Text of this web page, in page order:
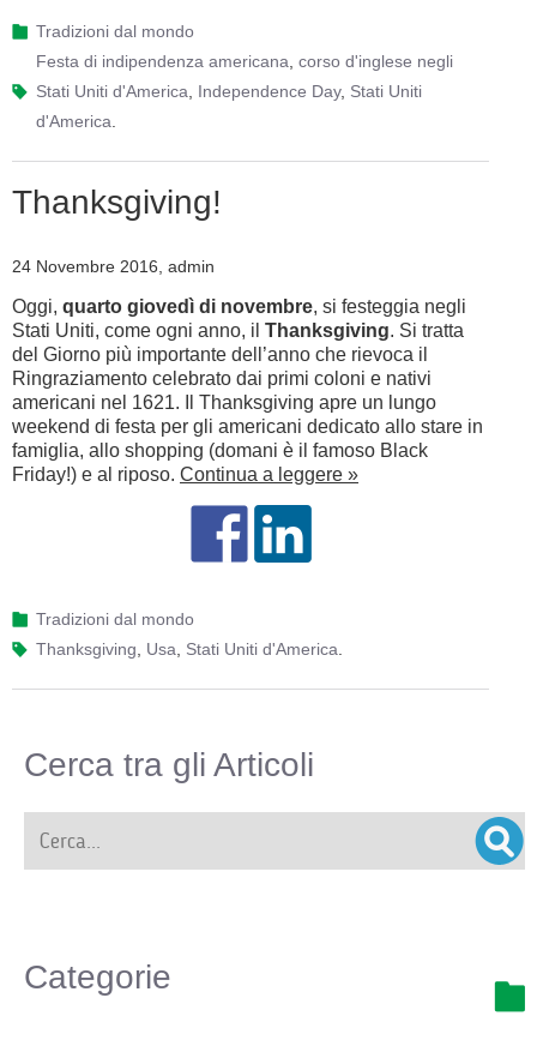
Tradizioni dal mondo
festa di indipendenza americana corso d'inglese negli
Stati Uniti d'America
Independence Day, Stati Uniti
d'America
Thanksgiving!
24 Novembre 2016, admin
Oggi, quarto giovedì di novembre, si festeggia negli
Stati Uniti, come ogni anno, il Thanksgiving. Si tratta
del Giorno più importante dell’anno che rievoca il
Ringraziamento celebrato dai primi coloni e nativi
americani nel 1621. Il Thanksgiving apre un lungo
weekend di festa per gli americani dedicato allo stare in
famiglia, allo shopping (domani è il famoso Black
Friday!) e al riposo. Continua a leggere »
Tradizioni dal mondo
Thanksgiving
Usa Stati Uniti d'America
Cerca tra gli Articoli
Categorie